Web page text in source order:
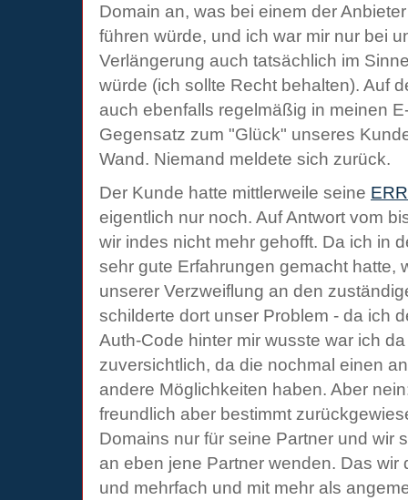
Domain an, was bei einem der
führen würde, und ich war mir nur bei
Verlängerung auch tatsächlich im
würde (ich sollte Recht behalten). Auf
auch ebenfalls regelmäßig in meinen
Gegensatz zum "Glück" unseres
Wand. Niemand meldete sich zurück.
Der Kunde hatte mittlerweile seine
eigentlich nur noch. Auf Antwort vom
wir indes nicht mehr gehofft. Da ich in
sehr gute Erfahrungen gemacht hatte,
unserer Verzweiflung an den
schilderte dort unser Problem - da ich
Auth-Code hinter mir wusste war ich
zuversichtlich, da die nochmal einen
andere Möglichkeiten haben. Aber
freundlich aber bestimmt
Domains nur für seine Partner und wir
an eben jene Partner wenden. Das wir
und mehrfach und mit mehr als